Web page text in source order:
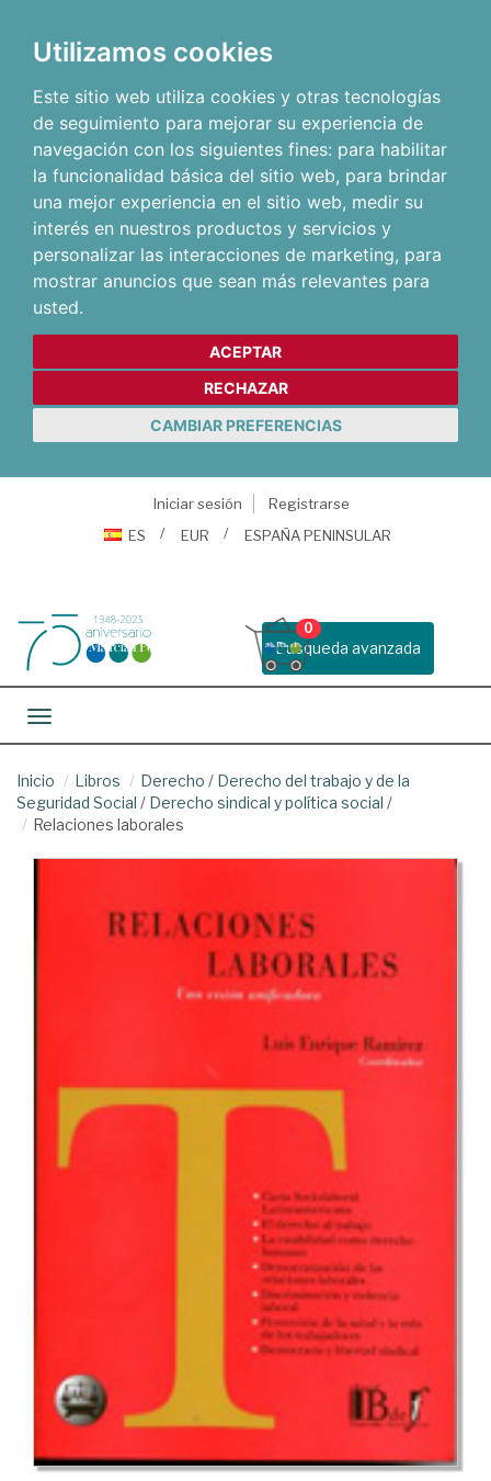
Utilizamos cookies
Este sitio web utiliza cookies y otras tecnologías
de seguimiento para mejorar su experiencia de
navegación con los siguientes fines: para habilitar
la funcionalidad básica del sitio web, para brindar
una mejor experiencia en el sitio web, medir su
interés en nuestros productos y servicios y
personalizar las interacciones de marketing, para
mostrar anuncios que sean más relevantes para
usted.
ACEPTAR
RECHAZAR
CAMBIAR PREFERENCIAS
Iniciar sesión
Registrarse
ES
EUR ESPAÑA PENINSULAR
Busqueda avanzada
0
Toggle navigation
Inicio Libros Derecho / Derecho del trabajo y de la
Seguridad Social / Derecho sindical y política social /
Relaciones laborales